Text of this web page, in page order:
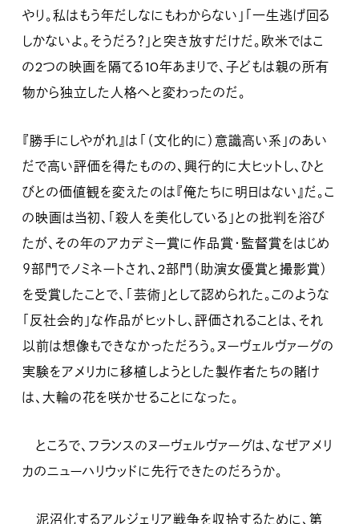
やり。私はもう年だしなにもわからない」「一生逃げ回る
しかないよ。そうだろ？」と突き放すだけだ。欧米ではこ
の2つの映画を隔てる10年あまりで、子どもは親の所有
物から独立した人格へと変わったのだ。
『勝手にしやがれ』は「（文化的に）意識高い系」のあい
だで高い評価を得たものの、興行的に大ヒットし、ひと
びとの価値観を変えたのは『俺たちに明日はない』だ。こ
の映画は当初、「殺人を美化している」との批判を浴び
たが、その年のアカデミー賞に作品賞・監督賞をはじめ
９部門でノミネートされ、2部門（助演女優賞と撮影賞）
を受賞したことで、「芸術」として認められた。このような
「反社会的」な作品がヒットし、評価されることは、それ
以前は想像もできなかっただろう。ヌーヴェルヴァーグの
実験をアメリカに移植しようとした製作者たちの賭け
は、大輪の花を咲かせることになった。
ところで、フランスのヌーヴェルヴァーグは、なぜアメリ
カのニューハリウッドに先行できたのだろうか。
泥沼化するアルジェリア戦争を収拾するために、第